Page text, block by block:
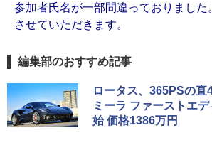
参加者氏名が一部間違っておりました
させていただきます。
編集部のおすすめ記事
ロータス、365PSの直
ミーラ ファーストエ
始 価格1386万円